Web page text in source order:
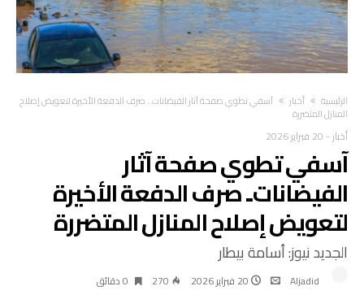
‫الرئيسية‬ أخبار
آسفي تطوي صفحة آثار الفيضانات.. صرف الدفعة الأخيرة لتعويض إصلاح
المنازل المتضررة
أخبار- 20 فبراير 2026
آسفي تطوي صفحة آثار
الفيضانات.. صرف الدفعة الأخيرة
لتعويض إصلاح المنازل المتضررة
الجديد نيوز: أسامة بيطار
Aljadid 20 فبراير 2026 270 0 ‫دقائق‬